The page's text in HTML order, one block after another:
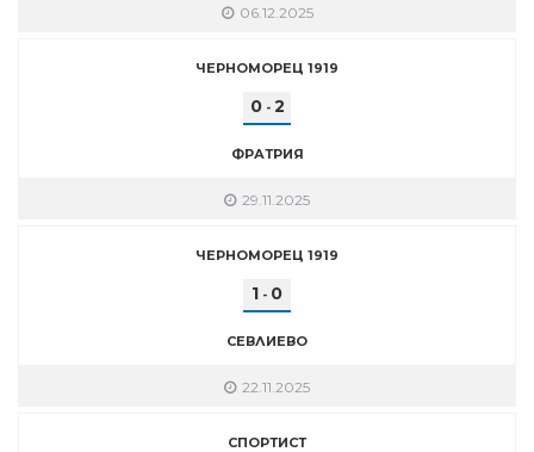
06.12.2025
ЧЕРНОМОРЕЦ 1919
0- 2
ФРАТРИЯ
29.11.2025
ЧЕРНОМОРЕЦ 1919
1 - 0
СЕВЛИЕВО
22.11.2025
СПОРТИСТ